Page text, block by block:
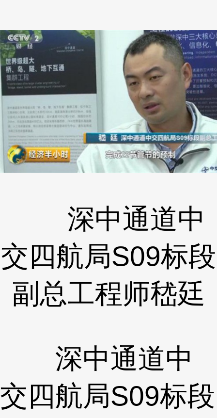
深中通道中
交四航局S09标段
副总工程师嵇廷
深中通道中
交四航局S09标段